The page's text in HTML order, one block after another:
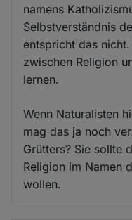
namens
Selbstverständnis
entspricht das
zwischen Religion
lernen.
Wenn Naturalisten
mag das ja noch
Grütters? Sie sollte
Religion im Namen
wollen.